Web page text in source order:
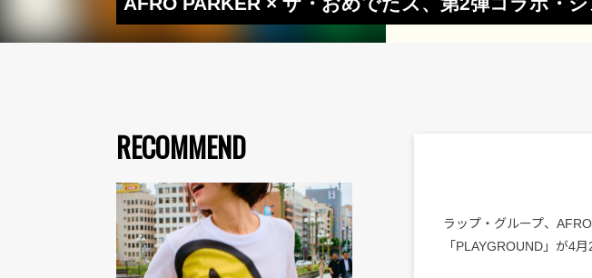
RECOMMEND
ラップ・グループ、
「PLAYGROUND」が4